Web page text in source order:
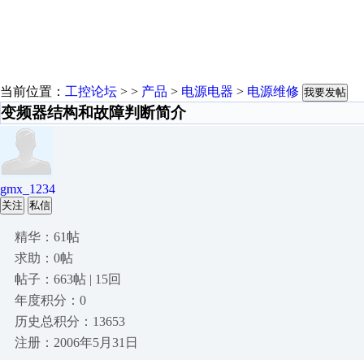
当前位置： 工控论坛 > > 产品 > 电源电器 > 电源维修 我要发帖
变频器结构和故障判断简介
gmx_1234
关注 私信
精华：61帖
求助：0帖
帖子：663帖 | 15回
年度积分：0
历史总积分：13653
注册：2006年5月31日